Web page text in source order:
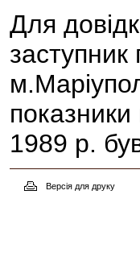
Для
заступник
1989 р.
Версія для друку